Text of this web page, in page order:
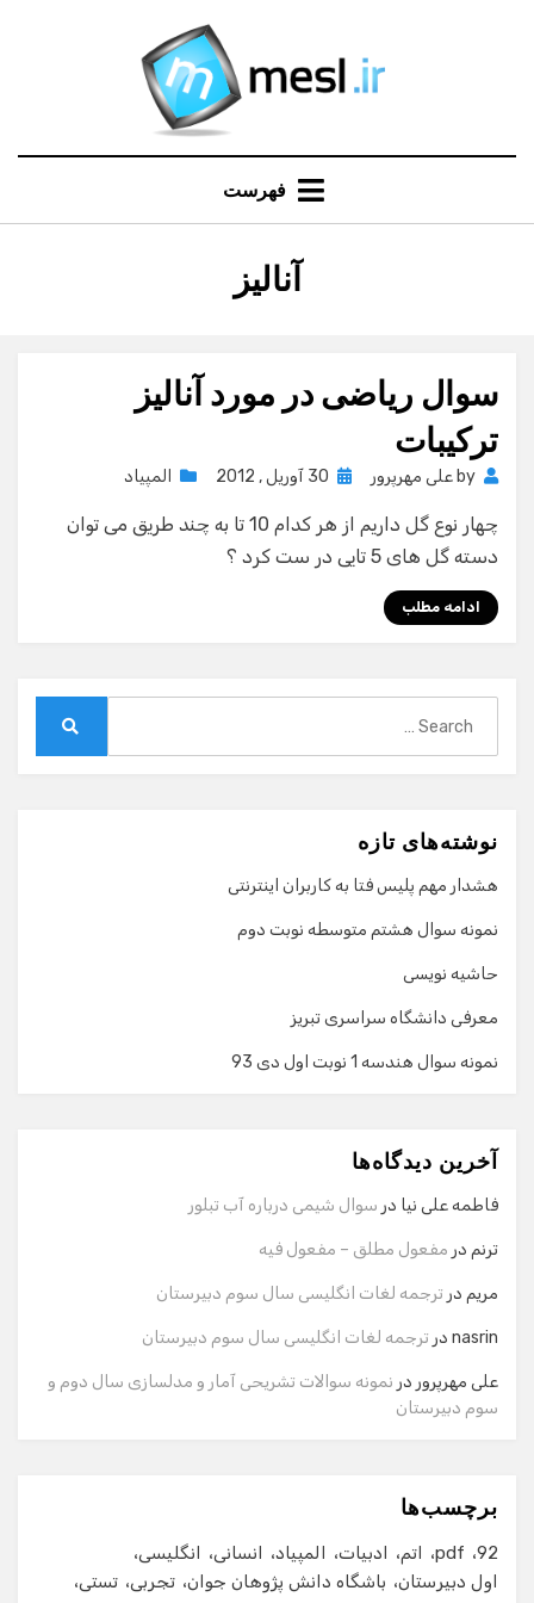
فهرست
برچسب
:
آنالیز
سوال ریاضی در مورد آنالیز
ترکیبات
by علی مهرپرور
Posted
30 آوریل , 2012 المپیاد
چهار نوع گل داریم از هر کدام 10 تا به چند طریق می توان
دسته گل های 5 تایی در ست کرد ؟
ادامه مطلب
نوشته‌های تازه
هشدار مهم پلیس فتا به کاربران اینترنتی
نمونه سوال هشتم متوسطه نوبت دوم
حاشیه نویسی
معرفی دانشگاه سراسری تبریز
نمونه سوال هندسه 1 نوبت اول دی 93
آخرین دیدگاه‌ها
فاطمه علی نیا در سوال شیمی درباره آب تبلور
ترنم در مفعول مطلق – مفعول فیه
مریم در ترجمه لغات انگلیسی سال سوم دبیرستان
nasrin در ترجمه لغات انگلیسی سال سوم دبیرستان
علی مهرپرور در نمونه سوالات تشریحی آمار و مدلسازی سال دوم و
سوم دبیرستان
برچسب‌ها
92
pdf اتم ادبیات المپیاد انسانی
انگلیسی
اول دبیرستان
باشگاه دانش پژوهان جوان تجربی تستی
گفت‌وگو با دستیار هوشمند
سلام! برای شروع گفت‌وگو لطفاً شماره تماس یا ایمیل خود را
وارد کنید.
ایمیل